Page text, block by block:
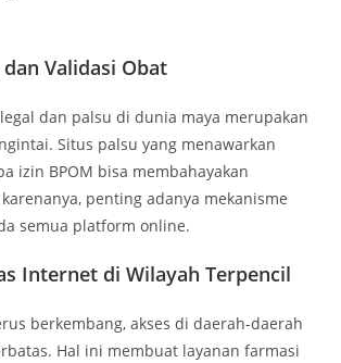
Validasi Obat
dan palsu di dunia maya merupakan
Situs palsu yang menawarkan
izin BPOM bisa membahayakan
penting adanya mekanisme
semua platform online.
Internet di Wilayah Terpencil
berkembang, akses di daerah-daerah
Hal ini membuat layanan farmasi